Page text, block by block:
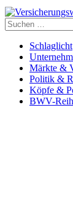
Suche
nach:
Schlaglicht
Märkte &
Politik &
Köpfe &
BWV-